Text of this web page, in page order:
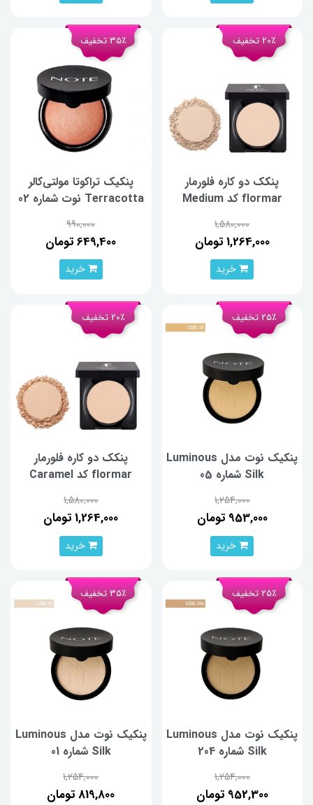
پنکک دو کاره فلورمار
flormar کد Medium
1,580,000
1,264,000 تومان
20٪ تخفیف
خرید
پنكیک تراكوتا مولتی‌کالر
Terracotta نوت شماره 02
990,000
649,400 تومان
35٪ تخفیف
خرید
پنکیک نوت مدل Luminous
Silk شماره 05
1,254,000
953,000 تومان
25٪ تخفیف
خرید
پنکک دو کاره فلورمار
flormar کد Caramel
peach W007
1,580,000
1,264,000 تومان
20٪ تخفیف
خرید
پنکیک نوت مدل Luminous
Silk شماره 204
1,254,000
952,300 تومان
25٪ تخفیف
پنکیک نوت مدل Luminous
Silk شماره 01
1,254,000
819,800 تومان
35٪ تخفیف